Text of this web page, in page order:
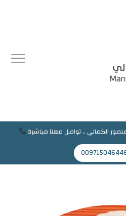
الكمالي .. تواصل معنا مباشرة
الكمالي
00971504644644